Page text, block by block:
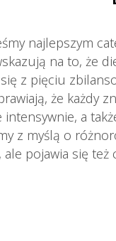
najlepszym
na to, że
się z pięciu
że każdy
a
z myślą o
pojawia się też